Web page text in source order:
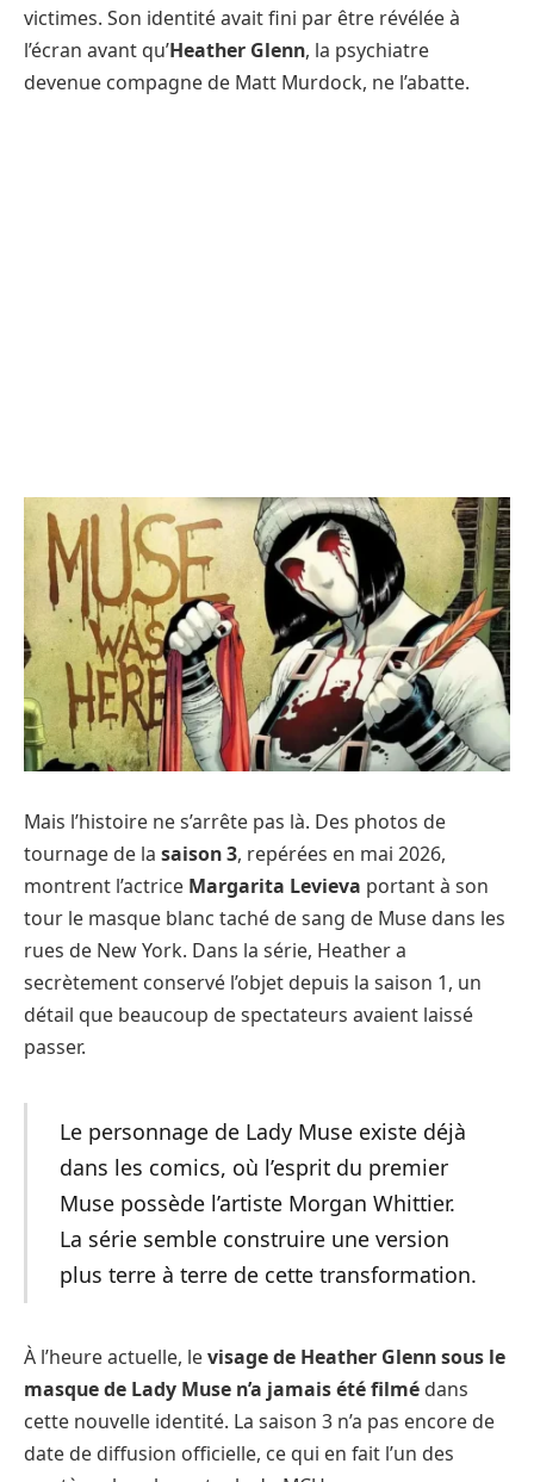
victimes. Son identité avait fini par être révélée à
l’écran avant qu’Heather Glenn, la psychiatre
devenue compagne de Matt Murdock, ne l’abatte.
Mais l’histoire ne s’arrête pas là. Des photos de
tournage de la saison 3, repérées en mai 2026,
montrent l’actrice Margarita Levieva portant à son
tour le masque blanc taché de sang de Muse dans les
rues de New York. Dans la série, Heather a
secrètement conservé l’objet depuis la saison 1, un
détail que beaucoup de spectateurs avaient laissé
passer.
Le personnage de Lady Muse existe déjà
dans les comics, où l’esprit du premier
Muse possède l’artiste Morgan Whittier.
La série semble construire une version
plus terre à terre de cette transformation.
À l’heure actuelle, levisage de Heather Glenn sous le
masque de Lady Muse n’a jamais été filmé dans
cette nouvelle identité. La saison 3 n’a pas encore de
date de diffusion officielle, ce qui en fait l’un des